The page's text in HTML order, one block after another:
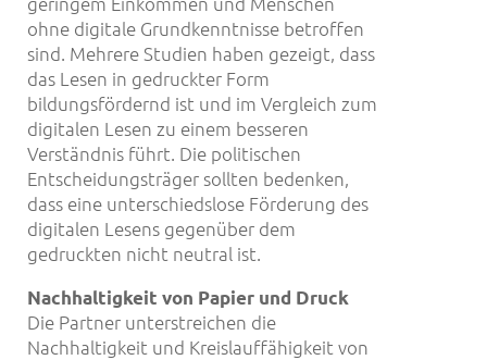
ohne digitale Grundkenntnisse betroffen
sind. Mehrere Studien haben gezeigt, dass
das Lesen in gedruckter Form
bildungsfördernd ist und im Vergleich zum
digitalen Lesen zu einem besseren
Verständnis führt. Die politischen
Entscheidungsträger sollten bedenken,
dass eine unterschiedslose Förderung des
digitalen Lesens gegenüber dem
gedruckten nicht neutral ist.
Nachhaltigkeit von Papier und Druck
Die Partner unterstreichen die
Nachhaltigkeit und Kreislauffähigkeit von